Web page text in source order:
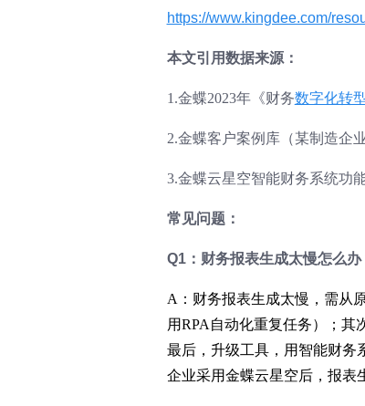
https://www.kingdee.com/
本文引用数据来源：
1.金蝶2023年《财务数字化转
2.金蝶客户案例库（某制造企
3.金蝶云星空智能财务系统功
常见问题：
Q1：财务报表生成太慢怎么办
A：财务报表生成太慢，需从
用RPA自动化重复任务）；其
最后，升级工具，用智能财务
企业采用金蝶云星空后，报表